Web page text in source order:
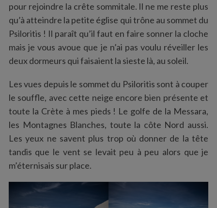
pour rejoindre la crête sommitale. Il ne me reste plus
qu’à atteindre la petite église qui trône au sommet du
Psiloritis ! Il paraît qu’il faut en faire sonner la cloche
mais je vous avoue que je n’ai pas voulu réveiller les
deux dormeurs qui faisaient la sieste là, au soleil.
Les vues depuis le sommet du Psiloritis sont à couper
le souffle, avec cette neige encore bien présente et
toute la Crète à mes pieds ! Le golfe de la Messara,
les Montagnes Blanches, toute la côte Nord aussi.
Les yeux ne savent plus trop où donner de la tête
tandis que le vent se levait peu à peu alors que je
m’éternisais sur place.